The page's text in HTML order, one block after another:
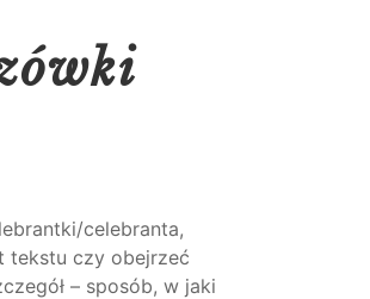
celebranta,
tekstu czy obejrzeć
– sposób, w jaki